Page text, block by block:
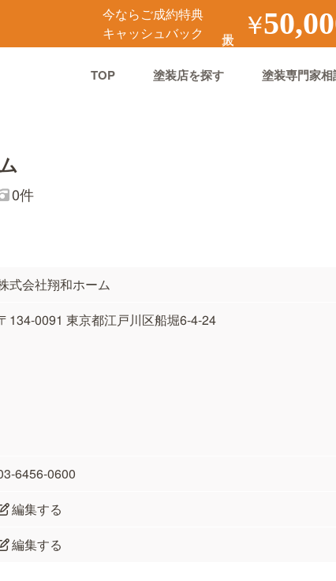
今ならご成約特典
キャッシュバック
￥
TOP 塗装店を探す 塗装専門家相
0件
式会社翔和ホーム
134-0091 東京都江戸川区船堀6-4-24
6456-0600
編集する
編集する